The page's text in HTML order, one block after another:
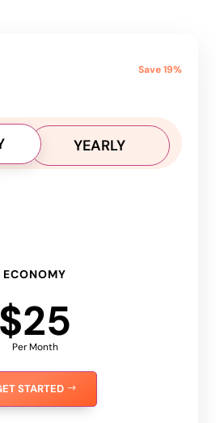
Save 19%
YEARLY
ECONOMY
$25
Per Month
STARTED